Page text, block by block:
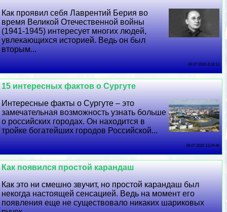
Как проявил себя Лаврентий Берия во
время Великой Отечественной войны
(1941-1945) интересует многих людей,
увлекающихся историей. Ведь он был
вторым...
09 07 2026 8:18:13
15 интересных фактов о Сургуте
Интересные факты о Сургуте – это
замечательная возможность узнать больше
о российских городах. Он находится в
тройке богатейших городов Российской...
08 07 2026 13:29:46
Как появился простой карандаш
Как это ни смешно звучит, но простой карандаш был
некогда настоящей сенсацией. Ведь на момент его
появления еще не существовало никаких шариковых